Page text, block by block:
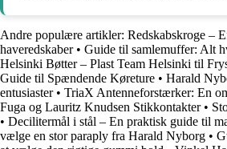
Andre populære artikler: Redskabskroge –
haveredskaber• Guide til samlemuffer: Alt
Helsinki Bøtter – Plast Team Helsinki til
Guide til Spændende Køreture • Harald
entusiaster• TriaX Antenneforstærker: En
Fuga og Lauritz Knudsen Stikkontakter•
• Decilitermål i stål – En praktisk guide til
vælge en stor paraply fra Harald Nyborg •